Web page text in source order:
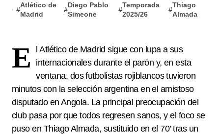
#
Atlético de
Madrid
#
Diego Pablo
Simeone
#
Temporada
2025/26
#
Thiago
Almada
E
l Atlético de Madrid sigue con lupa a sus
internacionales durante el parón y, en esta
ventana, dos futbolistas rojiblancos tuvieron
minutos con la selección argentina en el amistoso
disputado en Angola. La principal preocupación del
club pasa por que todos regresen sanos, y el foco se
puso en Thiago Almada, sustituido en el 70’ tras un